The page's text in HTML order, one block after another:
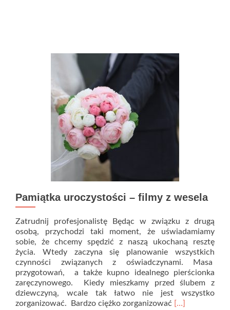
Pamiątka uroczystości – filmy z wesela
Zatrudnij profesjonalistę Będąc w związku z drugą
osobą, przychodzi taki moment, że uświadamiamy
sobie, że chcemy spędzić z naszą ukochaną resztę
życia. Wtedy zaczyna się planowanie wszystkich
czynności związanych z oświadczynami. Masa
przygotowań, a także kupno idealnego pierścionka
zaręczynowego. Kiedy mieszkamy przed ślubem z
dziewczyną, wcale tak łatwo nie jest wszystko
zorganizować. Bardzo ciężko zorganizować Read
[…]